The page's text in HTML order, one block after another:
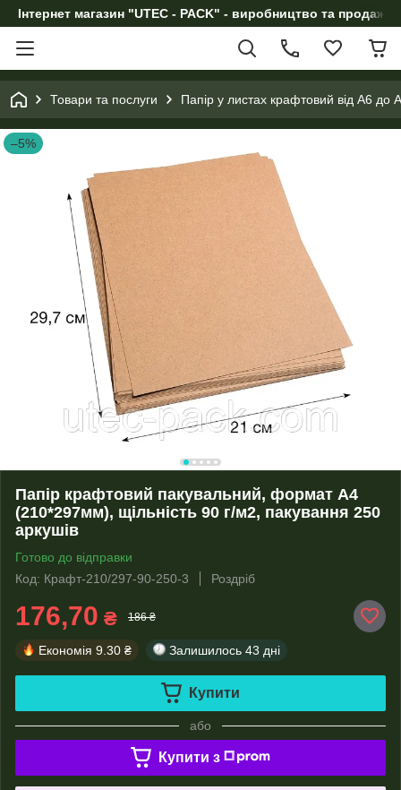
Інтернет магазин "UTEC - PACK" - виробництво та продаж
Товари та послуги Папір у листах крафтовий від А6 до
–5%
Папір крафтовий пакувальний, формат А4
(210*297мм), щільність 90 г/м2, пакування 250
аркушів
Готово до відправки
Код: Крафт-210/297-90-250-3
Роздріб
176,70 ₴ 186 ₴
Економія 9.30 ₴ Залишилось 43 дні
Купити
або
Купити з